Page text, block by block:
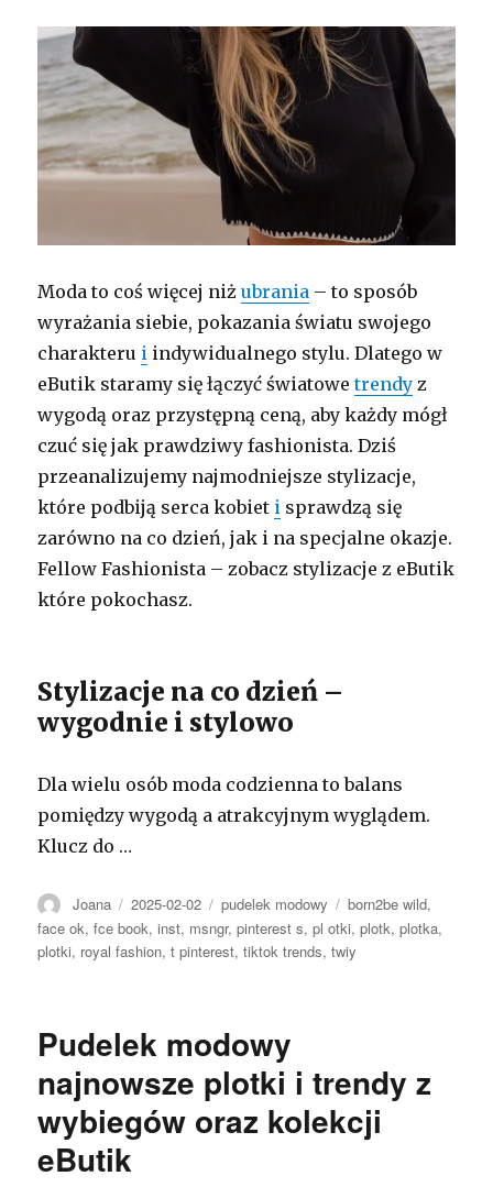
Moda to coś więcej niżubrania – to sposób
wyrażania siebie, pokazania światu swojego
charakteru i indywidualnego stylu. Dlatego w
eButik staramy się łączyć światowetrendy z
wygodą oraz przystępną ceną, aby każdy mógł
czuć się jak prawdziwy fashionista. Dziś
przeanalizujemy najmodniejsze stylizacje,
które podbiją serca kobiet i sprawdzą się
zarówno na co dzień, jak i na specjalne okazje.
Fellow Fashionista – zobacz stylizacje z eButik
które pokochasz.
Stylizacje na co dzień –
wygodnie i stylowo
Dla wielu osób moda codzienna to balans
pomiędzy wygodą a atrakcyjnym wyglądem.
Klucz do …
Autor
Joana Opublikowano
2025-02-02 Kategorie
pudelek modowy Tagi
born2be wild,
face ok,fce book,inst, msngr,pinterest s,pl otki,plotk,plotka,
plotki, royal fashion,t pinterest,tiktok trends,twiy
Pudelek modowy
najnowsze plotki i trendy z
wybiegów oraz kolekcji
eButik